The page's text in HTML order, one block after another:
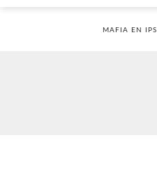
MAFIA EN IPS